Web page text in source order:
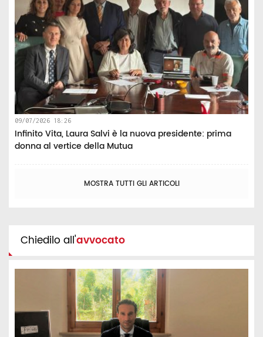
09/07/2026 18:26
Infinito Vita, Laura Salvi è la nuova presidente: prima
donna al vertice della Mutua
MOSTRA TUTTI GLI ARTICOLI
Chiedilo all'avvocato